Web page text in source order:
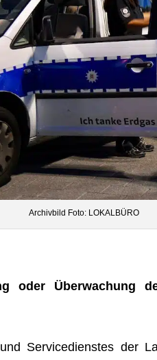
Archiv­bild Foto: LOKALBÜRO
oder Über­wa­chung
Ser­vice­diens­tes der